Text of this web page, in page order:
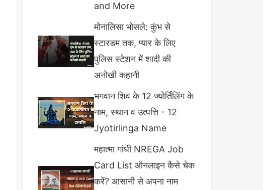
and More
मोनालिसा भोसले: कुंभ से
स्टारडम तक, प्यार के लिए
पुलिस स्टेशन में शादी की
अनोखी कहानी
भगवान शिव के 12 ज्योर्तिलिंग के
नाम, स्थान व उत्पत्ति - 12
Jyotirlinga Name
महात्मा गांधी NREGA Job
Card List ऑनलाइन कैसे चेक
करें? आसानी से अपना नाम